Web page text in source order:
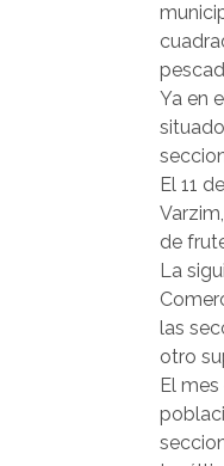
Ya en
El 11
de
La
las
otro
El